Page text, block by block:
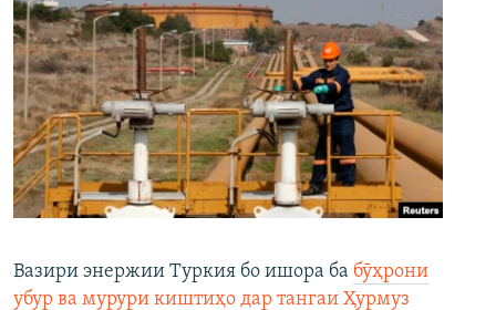
Вазири энержии Туркия бо ишора ба бӯҳрони
убур ва мурури киштиҳо дар тангаи Ҳурмуз